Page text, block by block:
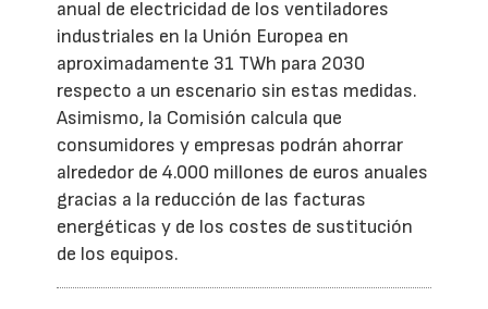
anual de electricidad de los ventiladores
industriales en la Unión Europea en
aproximadamente 31 TWh para 2030
respecto a un escenario sin estas medidas.
Asimismo, la Comisión calcula que
consumidores y empresas podrán ahorrar
alrededor de 4.000 millones de euros anuales
gracias a la reducción de las facturas
energéticas y de los costes de sustitución
de los equipos.